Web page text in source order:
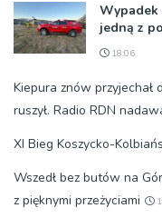
Wypadek
jedną z
18:06
Kiepura znów
ruszył. Radio RDN
XI Bieg Koszycko-
Wszedł bez butów na
z pięknymi przeżyciami